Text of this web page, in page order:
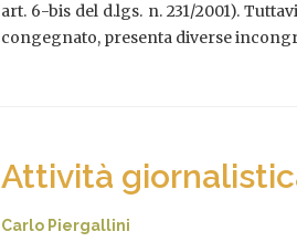
art. 6-bis del d.lgs. n. 231/2001).
congegnato, presenta diverse
Attività
Carlo Piergallini